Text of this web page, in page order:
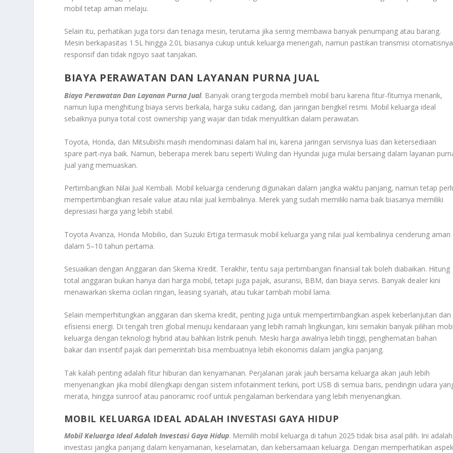
mobil tetap aman melaju.
Selain itu, perhatikan juga torsi dan tenaga mesin, terutama jika sering membawa banyak penumpang atau barang.
Mesin berkapasitas 1.5L hingga 2.0L biasanya cukup untuk keluarga menengah, namun pastikan transmisi otomatisnya
responsif dan tidak ngoyo saat tanjakan.
BIAYA PERAWATAN DAN LAYANAN PURNA JUAL
Biaya Perawatan Dan Layanan Purna Jual. Banyak orang tergoda membeli mobil baru karena fitur-fiturnya menarik,
namun lupa menghitung biaya servis berkala, harga suku cadang, dan jaringan bengkel resmi. Mobil keluarga ideal
sebaiknya punya total cost ownership yang wajar dan tidak menyulitkan dalam perawatan.
Toyota, Honda, dan Mitsubishi masih mendominasi dalam hal ini, karena jaringan servisnya luas dan ketersediaan
spare part-nya baik. Namun, beberapa merek baru seperti Wuling dan Hyundai juga mulai bersaing dalam layanan
jual yang memuaskan.
Pertimbangkan Nilai Jual Kembali. Mobil keluarga cenderung digunakan dalam jangka waktu panjang, namun tetap
mempertimbangkan resale value atau nilai jual kembalinya. Merek yang sudah memiliki nama baik biasanya memiliki
depresiasi harga yang lebih stabil.
Toyota Avanza, Honda Mobilio, dan Suzuki Ertiga termasuk mobil keluarga yang nilai jual kembalinya cenderung aman
dalam 5–10 tahun pertama.
Sesuaikan dengan Anggaran dan Skema Kredit. Terakhir, tentu saja pertimbangan finansial tak boleh diabaikan. Hitung
total anggaran bukan hanya dari harga mobil, tetapi juga pajak, asuransi, BBM, dan biaya servis. Banyak dealer kini
menawarkan skema cicilan ringan, leasing syariah, atau tukar tambah mobil lama.
Selain memperhitungkan anggaran dan skema kredit, penting juga untuk mempertimbangkan aspek keberlanjutan dan
efisiensi energi. Di tengah tren global menuju kendaraan yang lebih ramah lingkungan, kini semakin banyak pilihan
keluarga dengan teknologi hybrid atau bahkan listrik penuh. Meski harga awalnya lebih tinggi, penghematan bahan
bakar dan insentif pajak dari pemerintah bisa membuatnya lebih ekonomis dalam jangka panjang.
Tak kalah penting adalah fitur hiburan dan kenyamanan. Perjalanan jarak jauh bersama keluarga akan jauh lebih
menyenangkan jika mobil dilengkapi dengan sistem infotainment terkini, port USB di semua baris, pendingin udara
merata, hingga sunroof atau panoramic roof untuk pengalaman berkendara yang lebih menyenangkan.
MOBIL KELUARGA IDEAL ADALAH INVESTASI GAYA HIDUP
Mobil Keluarga Ideal Adalah Investasi Gaya Hidup. Memilih mobil keluarga di tahun 2025 tidak bisa asal pilih. Ini adalah
investasi jangka panjang dalam kenyamanan, keselamatan, dan kebersamaan keluarga. Dengan memperhatikan aspek